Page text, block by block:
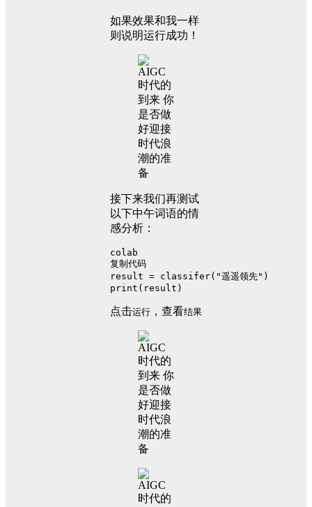
如果效果和我一样
则说明运行成功！
接下来我们再测试
以下中午词语的情
感分析：
colab
复制代码
result = classifer("遥遥领先")
print(result)
点击运行 ，查看结果